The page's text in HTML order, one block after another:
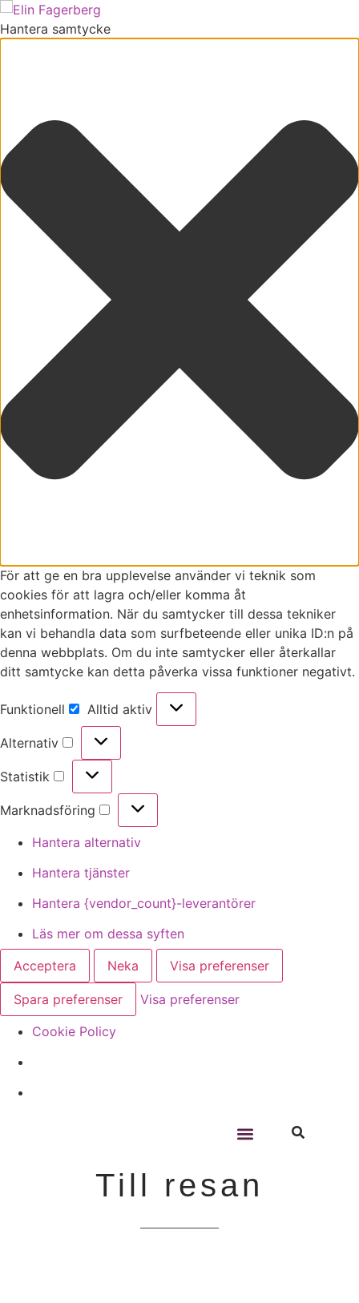
Hantera samtycke
För att ge en bra upplevelse använder vi teknik som
cookies för att lagra och/eller komma åt
enhetsinformation. När du samtycker till dessa tekniker
kan vi behandla data som surfbeteende eller unika ID:n på
denna webbplats. Om du inte samtycker eller återkallar
ditt samtycke kan detta påverka vissa funktioner negativt.
Funktionell Alltid aktiv
Alternativ
Statistik
Marknadsföring
Hantera alternativ
Hantera tjänster
Hantera {vendor_count}-leverantörer
Läs mer om dessa syften
Acceptera
Neka Visa preferenser
Spara preferenser
Visa preferenser
Cookie Policy
2015-07-21
Till resan